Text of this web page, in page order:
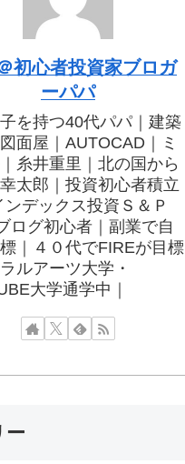
初心者投資家ブロガ
ーパパ
を持つ40代パパ｜建築
面屋｜AUTOCAD｜ミ
糸井重里｜北の国から
幸太郎｜投資初心者積立
ンデックス投資Ｓ＆Ｐ
ログ初心者｜副業で自
｜４０代でFIREが目標
ラルアーツ大学・
大学通学中｜
ー